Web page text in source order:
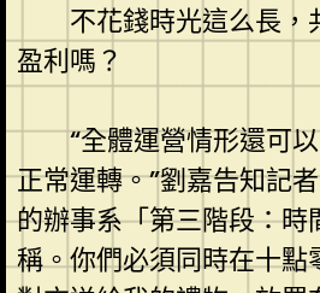
不花錢時光這么長
盈利嗎？
“全體運營情形還可
正常運轉。”劉嘉告知記
的辦事系「第三階段：時
稱。你們必須同時在十點